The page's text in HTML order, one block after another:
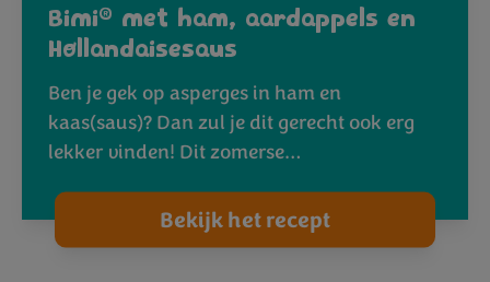
Bimi® met ham, aardappels en
Hollandaisesaus
Ben je gek op asperges in ham en
kaas(saus)? Dan zul je dit gerecht ook erg
lekker vinden! Dit zomerse…
Bekijk het recept